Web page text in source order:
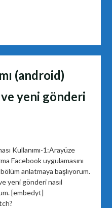
(android)
yeni gönderi
Kullanımı-1:Arayüze
Facebook uygulamasını
anlatmaya başlıyorum.
yeni gönderi nasıl
[embedyt]